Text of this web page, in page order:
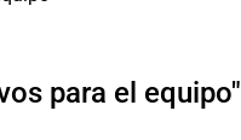
para el equipo"